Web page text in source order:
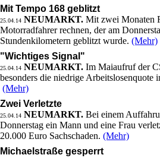
Mit Tempo 168 geblitzt
25.04.14 NEUMARKT. Mit zwei Monaten
Motorradfahrer rechnen, der am
Stundenkilometern geblitzt wurde. (Mehr)
"Wichtiges Signal"
25.04.14 NEUMARKT. Im Maiaufruf der
besonders die niedrige Arbeitslosenquote
(Mehr)
Zwei Verletzte
25.04.14 NEUMARKT. Bei einem
Donnerstag ein Mann und eine Frau
20.000 Euro Sachschaden. (Mehr)
Michaelstraße gesperrt